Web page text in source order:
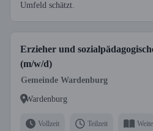
Umfeld schätzt.
Erzieher und
(m/w/d)
Gemeinde Wardenburg
Wardenburg
Vollzeit Teilzeit